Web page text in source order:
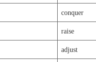
conquer
raise
adjust